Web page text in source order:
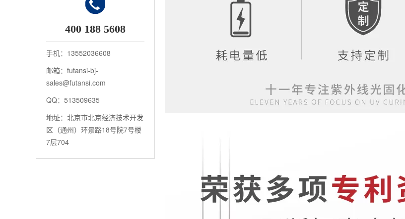
400 188 5608
手机：13552036608
邮箱：futansi-bj-
sales@futansi.com
QQ：513509635
地址：北京市北京经济技术开发
区（通州）环景路18号院7号楼
7层704